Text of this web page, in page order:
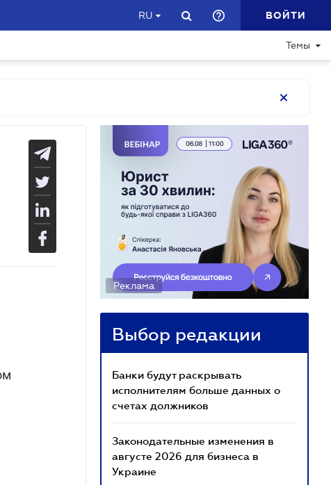
RU ВОЙТИ
Темы
Реклама
Выбор редакции
Банки будут раскрывать
исполнителям больше данных о
счетах должников
Законодательные изменения в
августе 2026 для бизнеса в
Украине